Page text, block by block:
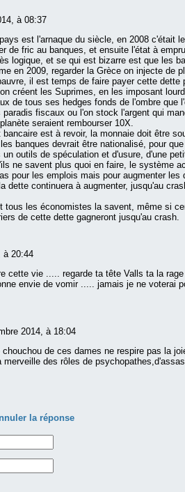
à 08:37
est l'arnaque du siècle, en 2008 c'était
de fric au banques, et ensuite l'état à
logique, et se qui est bizarre est que les
en 2009, regarder la Grèce on injecte de
il est temps de faire payer cette dette
créent les Suprimes, en les imposant
de tous ses hedges fonds de l'ombre que
fiscaux ou l'on stock l'argent qui
seraient rembourser 10X.
bancaire est à revoir, la monnaie doit être
banques devrait être nationalisé, pour
un outils de spéculation et d'usure, d'une
ne savent plus quoi en faire, le système
pour les emplois mais pour augmenter les
dette continuera à augmenter, jusqu'au
tous les économistes la savent, même si
de cette dette gagneront jusqu'au crash.
à 20:44
cette vie ..... regarde ta tête Valls ta la
envie de vomir ..... jamais je ne voterai
2014, à 18:04
de ces dames ne respire pas la
merveille des rôles de
la réponse